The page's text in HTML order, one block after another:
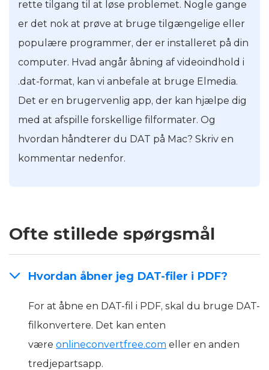
rette tilgang til at løse problemet. Nogle gange
er det nok at prøve at bruge tilgængelige eller
populære programmer, der er installeret på din
computer. Hvad angår åbning af videoindhold i
.dat-format, kan vi anbefale at bruge Elmedia.
Det er en brugervenlig app, der kan hjælpe dig
med at afspille forskellige filformater. Og
hvordan håndterer du DAT på Mac? Skriv en
kommentar nedenfor.
Ofte stillede spørgsmål
Hvordan åbner jeg DAT-filer i PDF?
For at åbne en DAT-fil i PDF, skal du bruge DAT-
filkonvertere. Det kan enten
være onlineconvertfree.com eller en anden
tredjepartsapp.